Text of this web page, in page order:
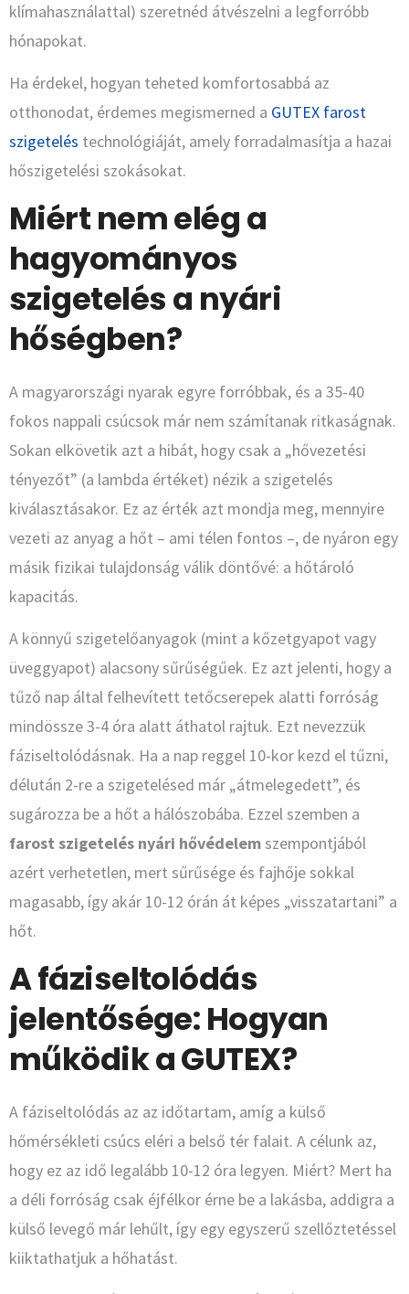
klímahasználattal) szeretnéd átvészelni a legforróbb
hónapokat.
Ha érdekel, hogyan teheted komfortosabbá az
otthonodat, érdemes megismerned a GUTEX farost
szigetelés technológiáját, amely forradalmasítja a hazai
hőszigetelési szokásokat.
Miért nem elég a
hagyományos
szigetelés a nyári
hőségben?
A magyarországi nyarak egyre forróbbak, és a 35-40
fokos nappali csúcsok már nem számítanak ritkaságnak.
Sokan elkövetik azt a hibát, hogy csak a „hővezetési
tényezőt” (a lambda értéket) nézik a szigetelés
kiválasztásakor. Ez az érték azt mondja meg, mennyire
vezeti az anyag a hőt – ami télen fontos –, de nyáron egy
másik fizikai tulajdonság válik döntővé: a hőtároló
kapacitás.
A könnyű szigetelőanyagok (mint a kőzetgyapot vagy
üveggyapot) alacsony sűrűségűek. Ez azt jelenti, hogy a
tűző nap által felhevített tetőcserepek alatti forróság
mindössze 3-4 óra alatt áthatol rajtuk. Ezt nevezzük
fáziseltolódásnak. Ha a nap reggel 10-kor kezd el tűzni,
délután 2-re a szigetelésed már „átmelegedett”, és
sugározza be a hőt a hálószobába. Ezzel szemben a
farost szigetelés nyári hővédelemszempontjából
azért verhetetlen, mert sűrűsége és fajhője sokkal
magasabb, így akár 10-12 órán át képes „visszatartani” a
hőt.
A fáziseltolódás
jelentősége: Hogyan
működik a GUTEX?
A fáziseltolódás az az időtartam, amíg a külső
hőmérsékleti csúcs eléri a belső tér falait. A célunk az,
hogy ez az idő legalább 10-12 óra legyen. Miért? Mert ha
a déli forróság csak éjfélkor érne be a lakásba, addigra a
külső levegő már lehűlt, így egy egyszerű szellőztetéssel
kiiktathatjuk a hőhatást.